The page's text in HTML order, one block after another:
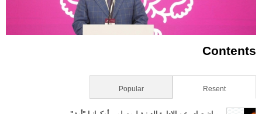
Contents
Resent (علامة التبويب النشطة)Popular